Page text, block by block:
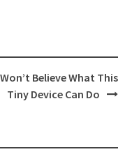
Believe What This
Tiny Device Can Do